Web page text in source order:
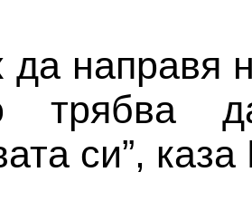
да направя
трябва
си”,